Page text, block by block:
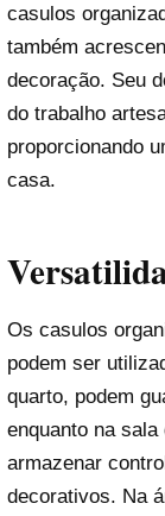
casulos
também
decoração. Seu
do trabalho
proporcionando
casa.
Os casulos
podem ser
quarto, podem
enquanto na
armazenar
decorativos. Na